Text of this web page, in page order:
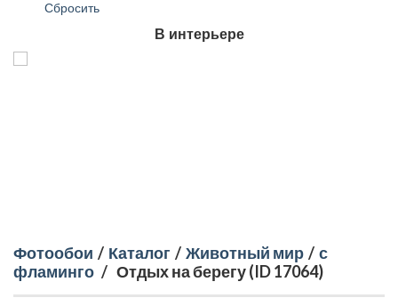
Сбросить
В интерьере
Фотообои / Каталог / Животный мир / с
фламинго / Отдых на берегу (ID 17064)